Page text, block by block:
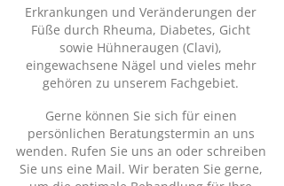
Erkrankungen und Veränderungen der
Füße durch Rheuma, Diabetes, Gicht
sowie Hühneraugen (Clavi),
eingewachsene Nägel und vieles mehr
gehören zu unserem Fachgebiet.
Gerne können Sie sich für einen
persönlichen Beratungstermin an uns
wenden. Rufen Sie uns an oder schreiben
Sie uns eine Mail. Wir beraten Sie gerne,